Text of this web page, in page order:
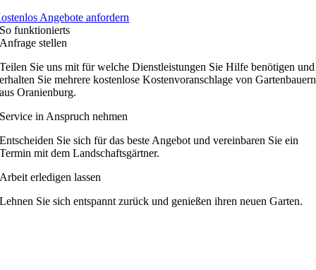
Angebote anfordern
So funktionierts
Anfrage stellen
Teilen Sie uns mit für welche Dienstleistungen Sie Hilfe benötigen und
erhalten Sie mehrere kostenlose Kostenvoranschlage von Gartenbauern
aus Oranienburg.
Service in Anspruch nehmen
Entscheiden Sie sich für das beste Angebot und vereinbaren Sie ein
Termin mit dem Landschaftsgärtner.
Arbeit erledigen lassen
Lehnen Sie sich entspannt zurück und genießen ihren neuen Garten.